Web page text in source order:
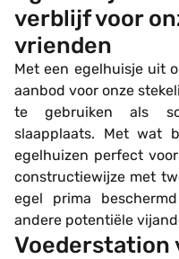
verblijf voor
vrienden
Met een egelhuisje uit
aanbod voor onze
te gebruiken als
slaapplaats. Met wat
egelhuizen perfect
constructiewijze met
egel prima
andere potentiële
Voederstation